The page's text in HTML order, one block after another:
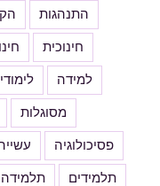
התנהגות
חינוכית
למידה
מסוגלות
פסיכולוגיה
תלמידה תלמידים